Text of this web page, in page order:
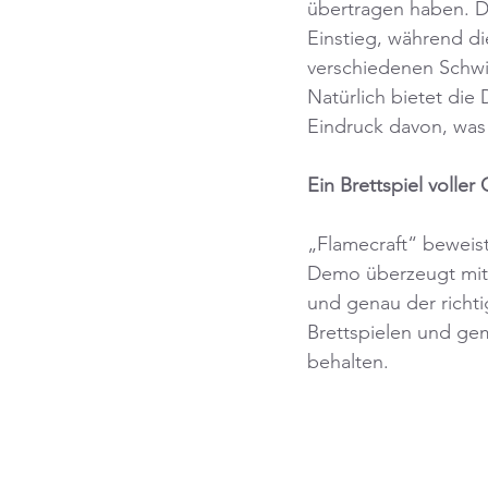
übertragen haben.
Einstieg, während
verschiedenen
Natürlich bietet die
Eindruck davon,
Ein Brettspiel voller
„Flamecraft“
Demo überzeugt
und genau der
Brettspielen und
behalten.